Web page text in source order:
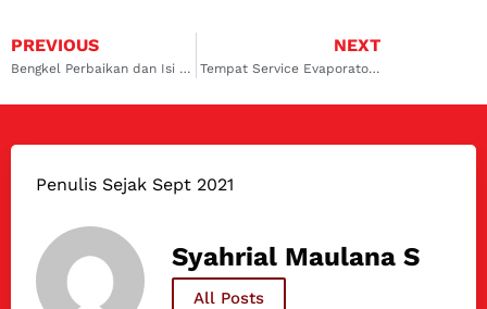
PREVIOUS
Bengkel Perbaikan dan Isi Freon AC Mobil Honda Terdekat di Lebak Bulus
NEXT
Tempat Service Evaporator AC Mobil Mazda di Lebak Bulus
Penulis Sejak Sept 2021
Syahrial Maulana S
All Posts